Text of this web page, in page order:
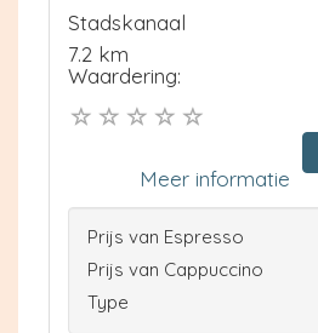
Stadskanaal
7.2 km
Waardering:
Meer informatie
Prijs van Espresso
Prijs van Cappuccino
Type